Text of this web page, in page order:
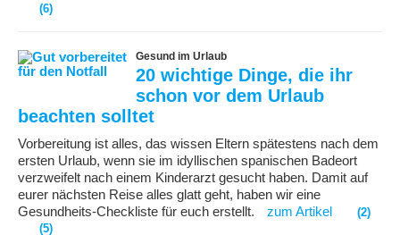
(6)
Gesund im Urlaub
20 wichtige Dinge, die ihr
schon vor dem Urlaub
beachten solltet
Vorbereitung ist alles, das wissen Eltern spätestens nach dem
ersten Urlaub, wenn sie im idyllischen spanischen Badeort
verzweifelt nach einem Kinderarzt gesucht haben. Damit auf
eurer nächsten Reise alles glatt geht, haben wir eine
Gesundheits-Checkliste für euch erstellt.
zum Artikel
(2)
(5)